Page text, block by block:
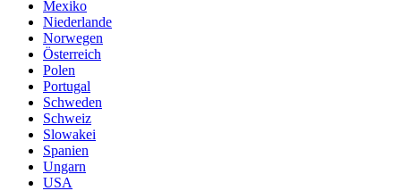
Mexiko
Niederlande
Norwegen
Österreich
Polen
Portugal
Schweden
Schweiz
Slowakei
Spanien
Ungarn
USA